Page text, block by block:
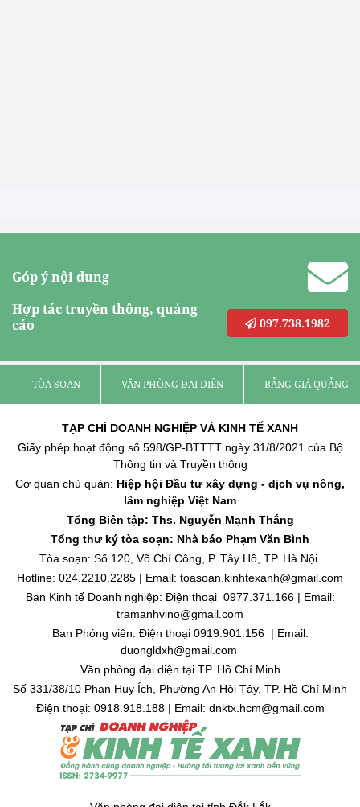
Góp ý nội dung
Hợp tác truyền thông, quảng
cáo
097.738.1982
TÒA SOẠN VĂN PHÒNG ĐẠI DIỆN BẢNG GIÁ QUẢNG
TẠP CHÍ DOANH NGHIỆP VÀ KINH TẾ XANH
Giấy phép hoạt động số 598/GP-BTTTT ngày 31/8/2021 của Bộ
Thông tin và Truyền thông
Cơ quan chủ quản: Hiệp hội Đầu tư xây dựng - dịch vụ nông,
lâm nghiệp Việt Nam
Tổng Biên tập: Ths. Nguyễn Mạnh Thắng
Tổng thư ký tòa soạn: Nhà báo Phạm Văn Bình
Tòa soạn: Số 120, Võ Chí Công, P. Tây Hồ, TP. Hà Nội.
Hotline: 024.2210.2285 | Email: toasoan.kinhtexanh@gmail.com
Ban Kinh tế Doanh nghiệp: Điện thoại 0977.371.166 | Email:
tramanhvino@gmail.com
Ban Phóng viên: Điện thoại 0919.901.156 | Email:
duongldxh@gmail.com
Văn phòng đại diện tại TP. Hồ Chí Minh
Số 331/38/10 Phan Huy Ích, Phường An Hội Tây, TP. Hồ Chí Minh
Điện thoại: 0918.918.188 | Email: dnktx.hcm@gmail.com